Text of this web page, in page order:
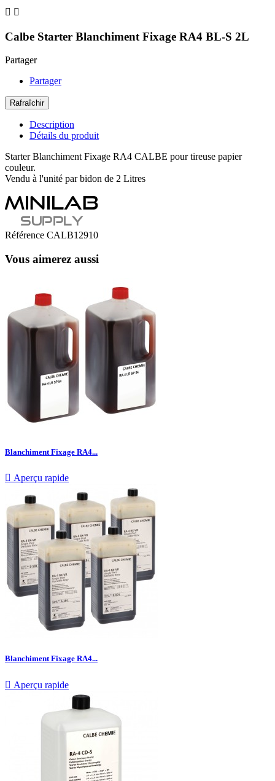
 
Calbe Starter Blanchiment Fixage RA4 BL-S 2L
Partager
Partager
Description
Détails du produit
Starter Blanchiment Fixage RA4 CALBE pour tireuse papier
couleur.
Vendu à l'unité par bidon de 2 Litres
Référence CALB12910
Vous aimerez aussi
Blanchiment Fixage RA4...
 Aperçu rapide
Blanchiment Fixage RA4...
 Aperçu rapide